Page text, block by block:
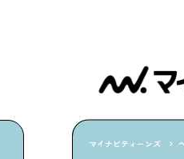
マイナビティーンズ